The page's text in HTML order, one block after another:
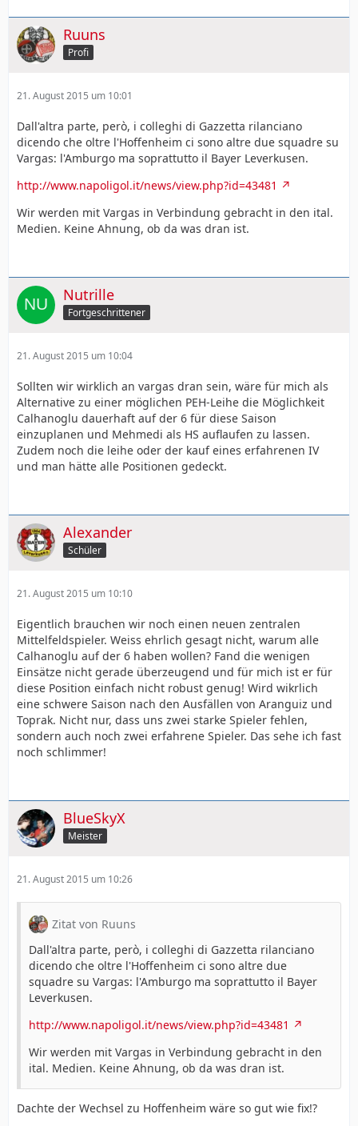
Ruuns
Profi
21. August 2015 um 10:01
Dall'altra parte, però, i colleghi di Gazzetta rilanciano
dicendo che oltre l'Hoffenheim ci sono altre due squadre su
Vargas: l'Amburgo ma soprattutto il Bayer Leverkusen.
http://www.napoligol.it/news/view.php?id=43481
Wir werden mit Vargas in Verbindung gebracht in den ital.
Medien. Keine Ahnung, ob da was dran ist.
Nutrille
Fortgeschrittener
21. August 2015 um 10:04
Sollten wir wirklich an vargas dran sein, wäre für mich als
Alternative zu einer möglichen PEH-Leihe die Möglichkeit
Calhanoglu dauerhaft auf der 6 für diese Saison
einzuplanen und Mehmedi als HS auflaufen zu lassen.
Zudem noch die leihe oder der kauf eines erfahrenen IV
und man hätte alle Positionen gedeckt.
Alexander
Schüler
21. August 2015 um 10:10
Eigentlich brauchen wir noch einen neuen zentralen
Mittelfeldspieler. Weiss ehrlich gesagt nicht, warum alle
Calhanoglu auf der 6 haben wollen? Fand die wenigen
Einsätze nicht gerade überzeugend und für mich ist er für
diese Position einfach nicht robust genug! Wird wikrlich
eine schwere Saison nach den Ausfällen von Aranguiz und
Toprak. Nicht nur, dass uns zwei starke Spieler fehlen,
sondern auch noch zwei erfahrene Spieler. Das sehe ich fast
noch schlimmer!
BlueSkyX
Meister
21. August 2015 um 10:26
Zitat von Ruuns
Dall'altra parte, però, i colleghi di Gazzetta rilanciano
dicendo che oltre l'Hoffenheim ci sono altre due
squadre su Vargas: l'Amburgo ma soprattutto il Bayer
Leverkusen.
http://www.napoligol.it/news/view.php?id=43481
Wir werden mit Vargas in Verbindung gebracht in den
ital. Medien. Keine Ahnung, ob da was dran ist.
Dachte der Wechsel zu Hoffenheim wäre so gut wie fix!?